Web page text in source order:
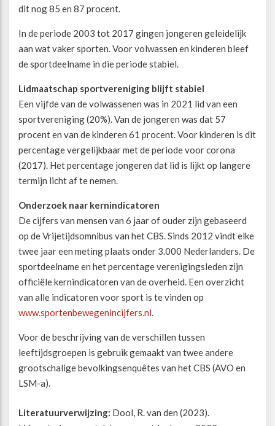
dit nog 85 en 87 procent.
In de periode 2003 tot 2017 gingen jongeren geleidelijk
aan wat vaker sporten. Voor volwassen en kinderen bleef
de sportdeelname in die periode stabiel.
Lidmaatschap sportvereniging blijft stabiel
Een vijfde van de volwassenen was in 2021 lid van een
sportvereniging (20%). Van de jongeren was dat 57
procent en van de kinderen 61 procent. Voor kinderen is dit
percentage vergelijkbaar met de periode voor corona
(2017). Het percentage jongeren dat lid is lijkt op langere
termijn licht af te nemen.
Onderzoek naar kernindicatoren
De cijfers van mensen van 6 jaar of ouder zijn gebaseerd
op de Vrijetijdsomnibus van het CBS. Sinds 2012 vindt elke
twee jaar een meting plaats onder 3.000 Nederlanders. De
sportdeelname en het percentage verenigingsleden zijn
officiële kernindicatoren van de overheid. Een overzicht
van alle indicatoren voor sport is te vinden op
www.sportenbewegenincijfers.nl.
Voor de beschrijving van de verschillen tussen
leeftijdsgroepen is gebruik gemaakt van twee andere
grootschalige bevolkingsenquêtes van het CBS (AVO en
LSM-a).
Literatuurverwijzing: Dool, R. van den (2023).